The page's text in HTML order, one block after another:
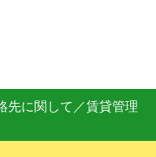
先に関して／賃貸管理